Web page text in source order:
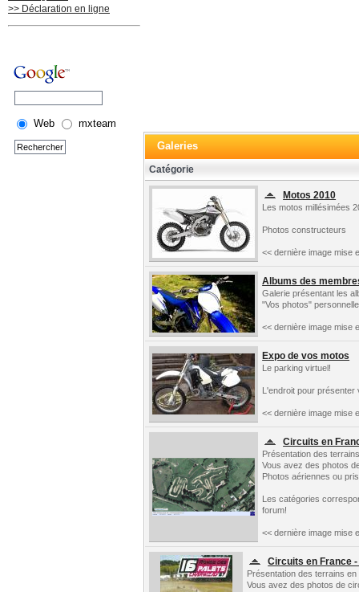
>> Déclaration en ligne
Web mxteam
Galeries
Catégorie
Motos 2010
Les motos millésimées
Photos constructeurs
<< dernière image mise
Albums des
Galerie présentant les
"Vos photos"
<< dernière image mise
Expo de vos motos
Le parking virtuel!
L'endroit pour présenter
<< dernière image mise
Circuits en
Présentation des
Vous avez des photos
Photos aériennes ou
Les catégories
forum!
<< dernière image mise
Circuits en France
Présentation des terrains en
Vous avez des photos de